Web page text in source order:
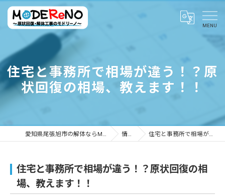
住宅と事務所で相場が違う！？原
状回復の相場、教えます！！
愛知県尾張旭市の解体ならMODEReNO ～原状回復・解体工事のモドリーノ～ 情報ブログ 住宅と事務所で相場が違う！？原状回復の相場、教えます！！
住宅と事務所で相場が違う！？原状回復の相
場、教えます！！